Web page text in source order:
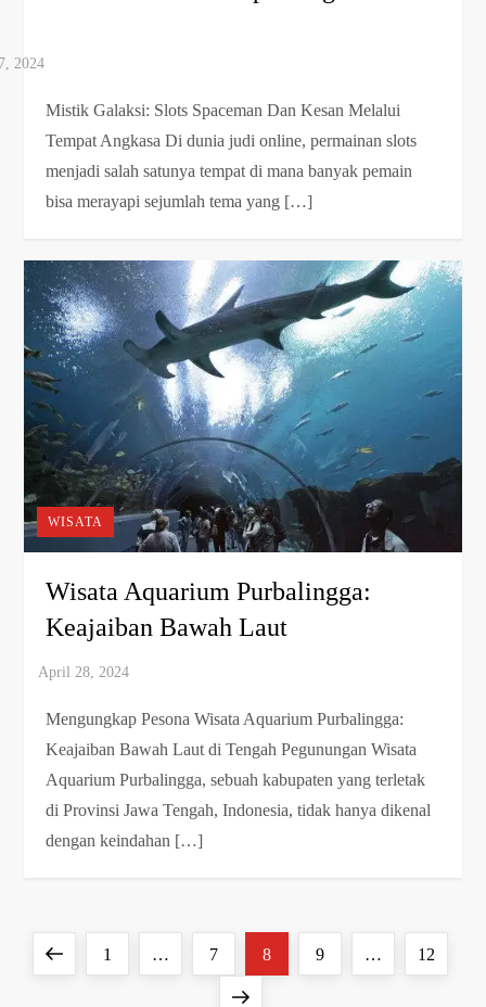
Mistik Galaksi: Slots Spaceman Dan Kesan Melalui
Tempat Angkasa Di dunia judi online, permainan slots
menjadi salah satunya tempat di mana banyak pemain
bisa merayapi sejumlah tema yang […]
WISATA
Wisata Aquarium Purbalingga:
Keajaiban Bawah Laut
Mengungkap Pesona Wisata Aquarium Purbalingga:
Keajaiban Bawah Laut di Tengah Pegunungan Wisata
Aquarium Purbalingga, sebuah kabupaten yang terletak
di Provinsi Jawa Tengah, Indonesia, tidak hanya dikenal
dengan keindahan […]
PreviousPage
1 … Page
7 Page
8 Page
9 … Page
12
Next